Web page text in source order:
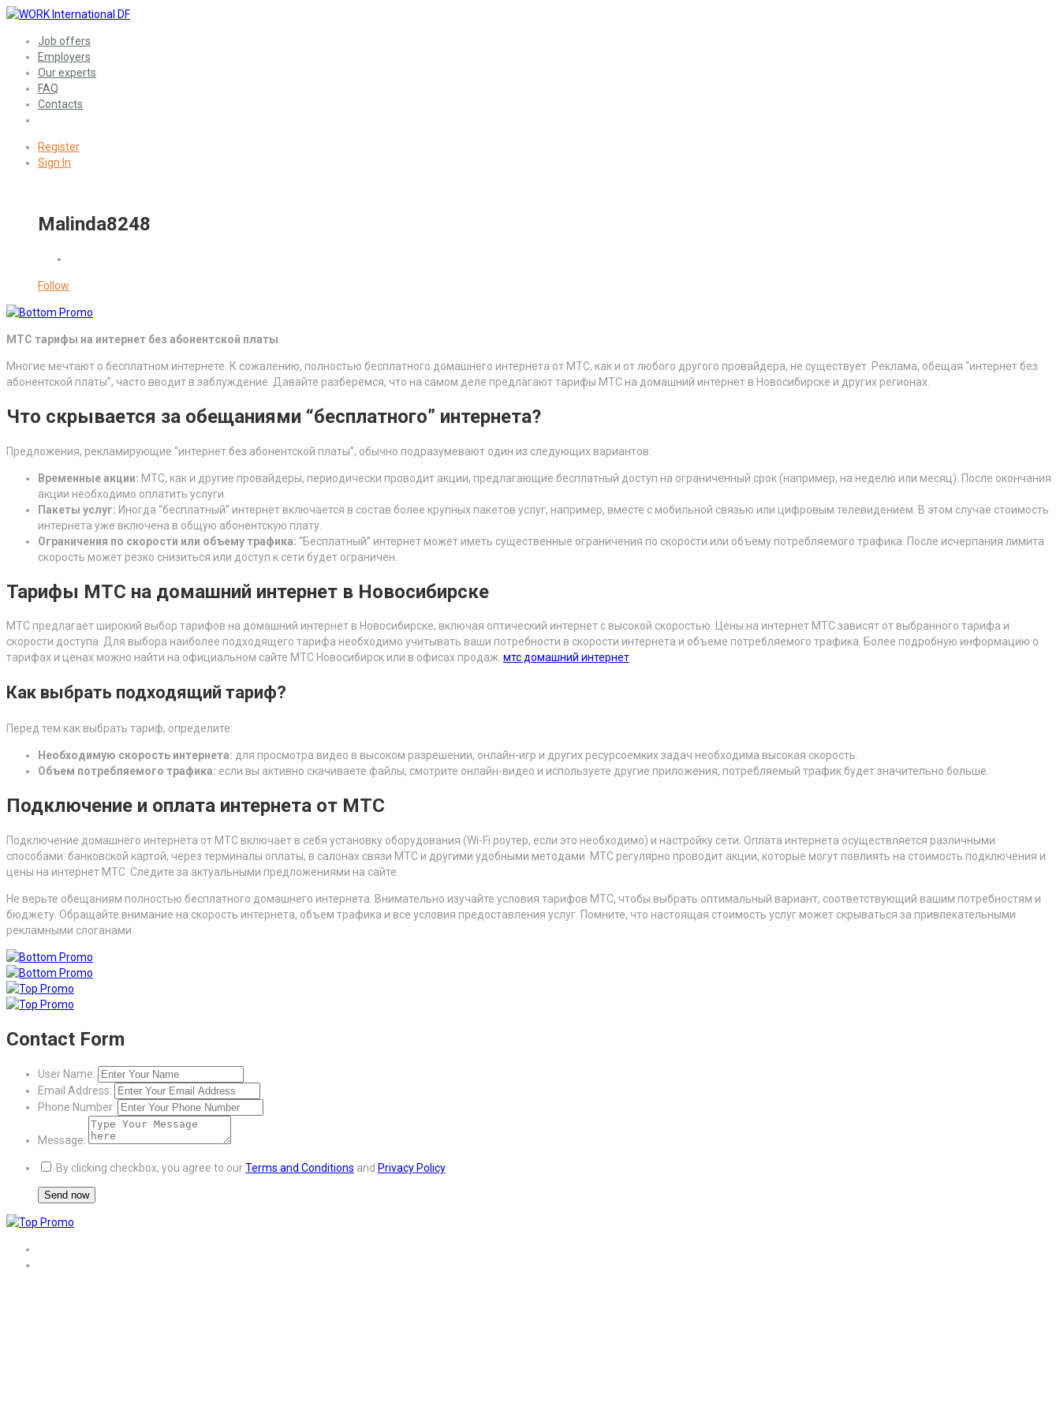
Job offers
Employers
Our experts
FAQ
Contacts
Register
Sign In
Malinda8248
Follow
МТС тарифы на интернет без абонентской платы
Многие мечтают о бесплатном интернете. К сожалению, полностью бесплатного домашнего интернета от МТС, как и от любого другого провайдера, не существует. Реклама, обещая “интернет без
абонентской платы”, часто вводит в заблуждение. Давайте разберемся, что на самом деле предлагают тарифы МТС на домашний интернет в Новосибирске и других регионах.
Что скрывается за обещаниями “бесплатного” интернета?
Предложения, рекламирующие “интернет без абонентской платы”, обычно подразумевают один из следующих вариантов:
Временные акции: МТС, как и другие провайдеры, периодически проводит акции, предлагающие бесплатный доступ на ограниченный срок (например, на неделю или месяц). После окончания
акции необходимо оплатить услуги.
Пакеты услуг: Иногда “бесплатный” интернет включается в состав более крупных пакетов услуг, например, вместе с мобильной связью или цифровым телевидением. В этом случае стоимость
интернета уже включена в общую абонентскую плату.
Ограничения по скорости или объему трафика: “Бесплатный” интернет может иметь существенные ограничения по скорости или объему потребляемого трафика. После исчерпания лимита
скорость может резко снизиться или доступ к сети будет ограничен.
Тарифы МТС на домашний интернет в Новосибирске
МТС предлагает широкий выбор тарифов на домашний интернет в Новосибирске, включая оптический интернет с высокой скоростью. Цены на интернет МТС зависят от выбранного тарифа и
скорости доступа. Для выбора наиболее подходящего тарифа необходимо учитывать ваши потребности в скорости интернета и объеме потребляемого трафика. Более подробную информацию о
тарифах и ценах можно найти на официальном сайте МТС Новосибирск или в офисах продаж. мтс домашний интернет
Как выбрать подходящий тариф?
Перед тем как выбрать тариф, определите:
Необходимую скорость интернета: для просмотра видео в высоком разрешении, онлайн-игр и других ресурсоемких задач необходима высокая скорость.
Объем потребляемого трафика: если вы активно скачиваете файлы, смотрите онлайн-видео и используете другие приложения, потребляемый трафик будет значительно больше.
Подключение и оплата интернета от МТС
Подключение домашнего интернета от МТС включает в себя установку оборудования (Wi-Fi роутер, если это необходимо) и настройку сети. Оплата интернета осуществляется различными
способами: банковской картой, через терминалы оплаты, в салонах связи МТС и другими удобными методами. МТС регулярно проводит акции, которые могут повлиять на стоимость подключения и
цены на интернет МТС. Следите за актуальными предложениями на сайте.
Не верьте обещаниям полностью бесплатного домашнего интернета. Внимательно изучайте условия тарифов МТС, чтобы выбрать оптимальный вариант, соответствующий вашим потребностям и
бюджету. Обращайте внимание на скорость интернета, объем трафика и все условия предоставления услуг. Помните, что настоящая стоимость услуг может скрываться за привлекательными
рекламными слоганами.
Contact Form
User Name:
Email Address:
Phone Number:
Message:
By clicking checkbox, you agree to ourTerms and Conditions and Privacy Policy